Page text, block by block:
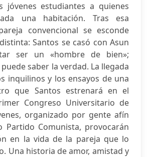
jóvenes estudiantes a quienes
una habitación. Tras esa
convencional se esconde
Santos se casó con Asun
ser un «hombre de bien»;
saber la verdad. La llegada
inquilinos y los ensayos de una
que Santos estrenará en el
Congreso Universitario de
organizado por gente afín
Partido Comunista, provocarán
en la vida de la pareja que lo
Una historia de amor, amistad y